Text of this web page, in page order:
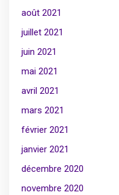
août 2021
juillet 2021
juin 2021
mai 2021
avril 2021
mars 2021
février 2021
janvier 2021
décembre 2020
novembre 2020